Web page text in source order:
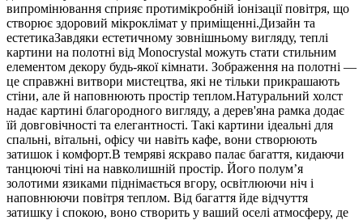
випромінювання сприяє протимікробній іонізації повітря, що
створює здоровий мікроклімат у приміщенні.Дизайн та
естетикаЗавдяки естетичному зовнішньому вигляду, теплі
картини на полотні від Monocrystal можуть стати стильним
елементом декору будь-якої кімнати. Зображення на полотні —
це справжні витвори мистецтва, які не тільки прикрашають
стіни, але й наповнюють простір теплом.Натуральний холст
надає картині благородного вигляду, а дерев'яна рамка додає
їй довговічності та елегантності. Такі картини ідеальні для
спальні, вітальні, офісу чи навіть кафе, вони створюють
затишок і комфорт.В темряві яскраво палає багаття, кидаючи
танцюючі тіні на навколишній простір. Його полум’я
золотими язиками піднімається вгору, освітлюючи ніч і
наповнюючи повітря теплом. Від багаття йде відчуття
затишку і спокою, воно створить у ваший оселі атмосферу, де